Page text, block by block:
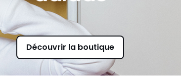
Découvrir la boutique